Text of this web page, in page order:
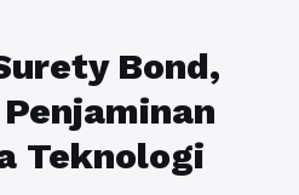
Bond,
Teknologi